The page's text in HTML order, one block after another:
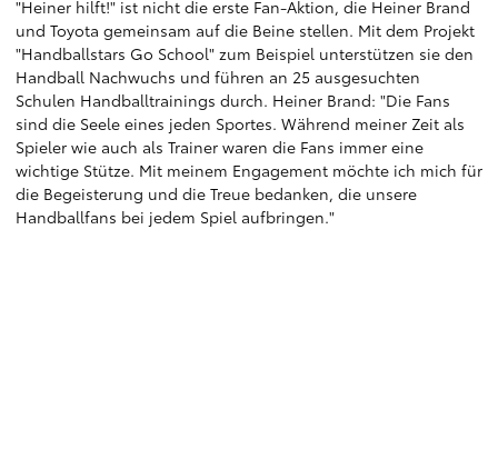
"Heiner hilft!" ist nicht die erste Fan-Aktion, die Heiner Brand
und Toyota gemeinsam auf die Beine stellen. Mit dem Projekt
"Handballstars Go School" zum Beispiel unterstützen sie den
Handball Nachwuchs und führen an 25 ausgesuchten
Schulen Handballtrainings durch. Heiner Brand: "Die Fans
sind die Seele eines jeden Sportes. Während meiner Zeit als
Spieler wie auch als Trainer waren die Fans immer eine
wichtige Stütze. Mit meinem Engagement möchte ich mich für
die Begeisterung und die Treue bedanken, die unsere
Handballfans bei jedem Spiel aufbringen."